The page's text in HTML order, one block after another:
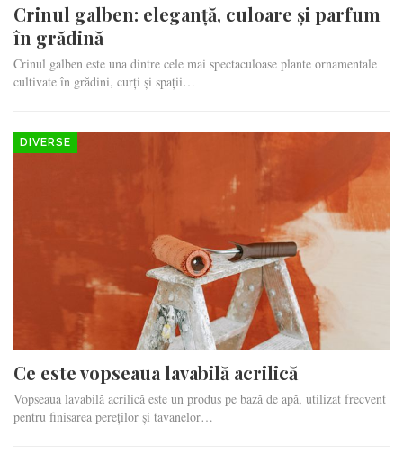
Crinul galben: eleganță, culoare și parfum
în grădină
Crinul galben este una dintre cele mai spectaculoase plante ornamentale
cultivate în grădini, curți și spații…
DIVERSE
Ce este vopseaua lavabilă acrilică
Vopseaua lavabilă acrilică este un produs pe bază de apă, utilizat frecvent
pentru finisarea pereților și tavanelor…